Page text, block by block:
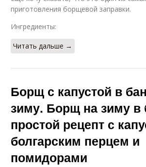
приготовления борщевой заправки.
Ингредиенты:
Читать дальше →
Борщ с капустой в
зиму. Борщ на зиму в
простой рецепт с
болгарским перцем и
помидорами